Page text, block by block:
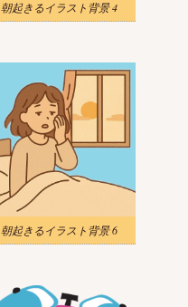
朝起きるイラスト背景 4
朝起きるイラスト背景 6